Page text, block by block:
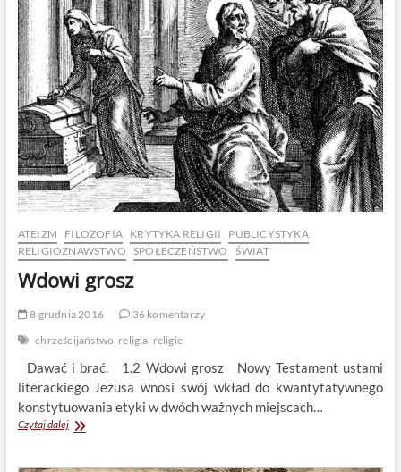
ATEIZM FILOZOFIA KRYTYKA RELIGII
PUBLICYSTYKA
RELIGIOZNAWSTWO SPOŁECZEŃSTWO ŚWIAT
Wdowi grosz
8 grudnia 2016
36 komentarzy
chrześcijaństwo religia religie
Dawać i brać. 1.2 Wdowi grosz Nowy Testament ustami
literackiego Jezusa wnosi swój wkład do kwantytatywnego
konstytuowania etyki w dwóch ważnych miejscach…
Czytaj dalejWdowi